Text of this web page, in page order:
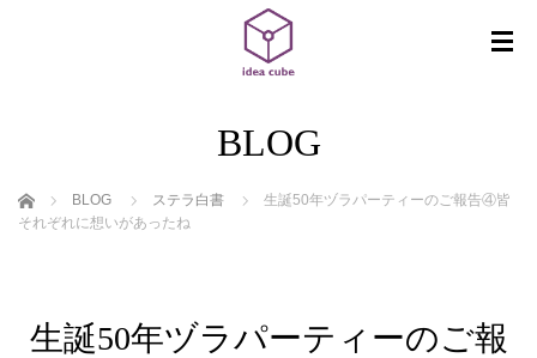
BLOG
ホーム BLOG ステラ白書
生誕50年ヅラパーティーのご報告④皆
それぞれに想いがあったね
生誕50年ヅラパーティーのご報